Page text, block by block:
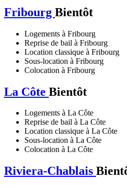
Fribourg Bientôt
Logements à Fribourg
Reprise de bail à Fribourg
Location classique à Fribourg
Sous-location à Fribourg
Colocation à Fribourg
La Côte Bientôt
Logements à La Côte
Reprise de bail à La Côte
Location classique à La Côte
Sous-location à La Côte
Colocation à La Côte
Riviera-Chablais